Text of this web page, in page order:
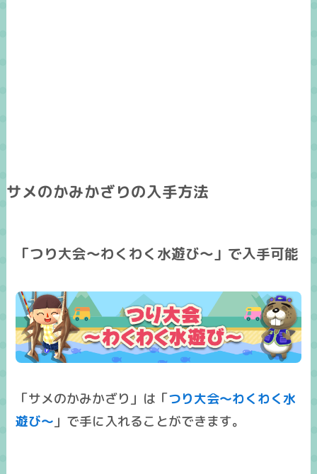
サメのかみかざりの入手方法
「つり大会～わくわく水遊び～」で入手可能
「サメのかみかざり」は「つり大会～わくわく水
遊び～」で手に入れることができます。